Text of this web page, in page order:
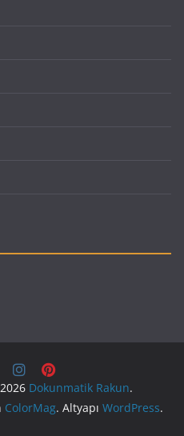
Dokunmatik Rakun.
ColorMag. Altyapı WordPress.